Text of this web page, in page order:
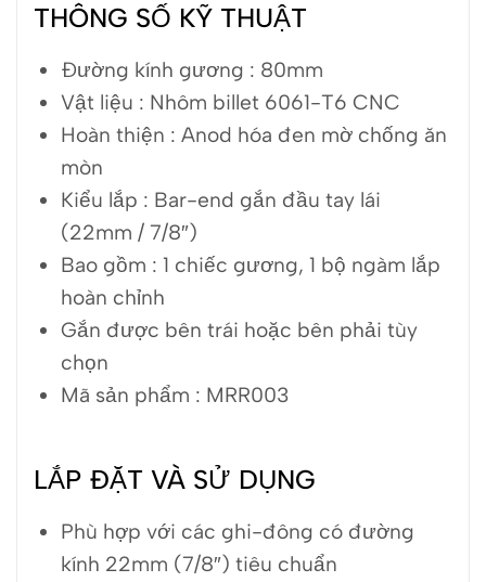
THÔNG SỐ KỸ THUẬT
Đường kính gương : 80mm
Vật liệu : Nhôm billet 6061-T6 CNC
Hoàn thiện : Anod hóa đen mờ chống ăn
mòn
Kiểu lắp : Bar-end gắn đầu tay lái
(22mm / 7/8″)
Bao gồm : 1 chiếc gương, 1 bộ ngàm lắp
hoàn chỉnh
Gắn được bên trái hoặc bên phải tùy
chọn
Mã sản phẩm : MRR003
LẮP ĐẶT VÀ SỬ DỤNG
Phù hợp với các ghi-đông có đường
kính 22mm (7/8″) tiêu chuẩn